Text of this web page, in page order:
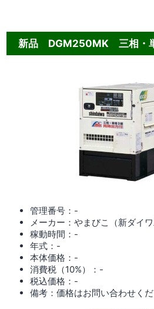
新品 DGM250MK 三相・
管理番号：-
メーカー：やまびこ（新ダイワ
稼動時間：-
年式：-
本体価格：-
消費税（10%）：-
税込価格：-
備考：価格はお問い合わせくだ